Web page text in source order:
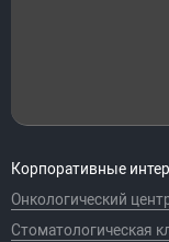
Корпоративные
Онкологический
Стоматологическая